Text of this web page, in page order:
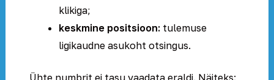
klikiga;
keskmine positsioon:tulemuse
ligikaudne asukoht otsingus.